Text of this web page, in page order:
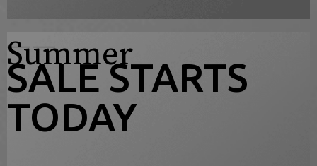
Summer
____
SALE STARTS
TODAY